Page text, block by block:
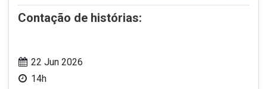
Contação de histórias:
22 Jun 2026
14h